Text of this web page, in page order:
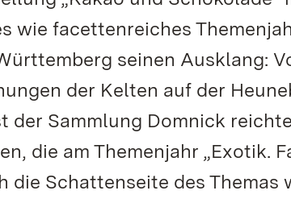
wie facettenreiches
seinen Ausklang:
der Kelten auf der
der Sammlung Domnick
die am Themenjahr „Exotik.
die Schattenseite des Themas